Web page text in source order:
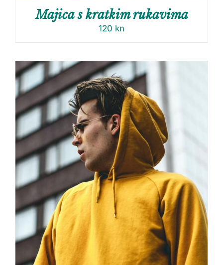
Majica s kratkim rukavima
120 kn